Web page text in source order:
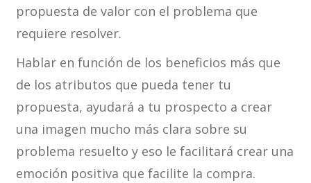
propuesta de valor con el problema que
requiere resolver.
Hablar en función de los beneficios más que
de los atributos que pueda tener tu
propuesta, ayudará a tu prospecto a crear
una imagen mucho más clara sobre su
problema resuelto y eso le facilitará crear una
emoción positiva que facilite la compra.